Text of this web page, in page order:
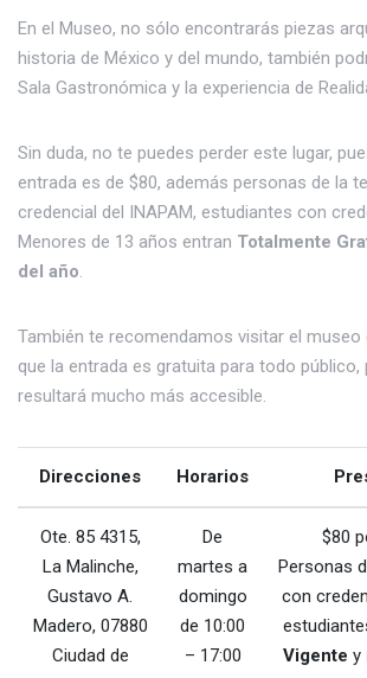
En el Museo, no sólo encontrarás piezas
historia de México y del mundo, también
Sala Gastronómica y la experiencia de
Sin duda, no te puedes perder este lugar,
entrada es de $80, además personas de la
credencial del INAPAM, estudiantes con
Menores de 13 años entran Totalmente
del año
También te recomendamos visitar el museo
que la entrada es gratuita para todo público,
resultará mucho más accesible.
Direcciones Horarios
Ote. 85 4315,
La Malinche,
Gustavo A.
Madero, 07880
Ciudad de
De
martes a
domingo
de 10:00
– 17:00
$80
Personas
con
Vigente y